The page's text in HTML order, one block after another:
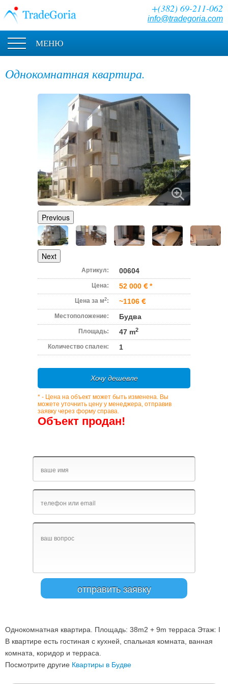
+(382) 69-211-062
info@tradegoria.com
МЕНЮ
Однокомнатная квартира.
Previous
Next
Артикул: 00604
Цена: 52 000 *
Цена за м2: ~1106
Местоположение: Будва
Площадь: 47 m2
Количество спален: 1
Хочу дешевле
* - Цена на объект может быть изменена. Вы
можете уточнить цену у менеджера, отправив
заявку через форму справа.
Объект продан!
Однокомнатная квартира. Площадь: 38m2 + 9m терраса Этаж: I
В квартире есть гостиная с кухней, спальная комната, ванная
комната, коридор и терраса.
Посмотрите другие Квартиры в Будве